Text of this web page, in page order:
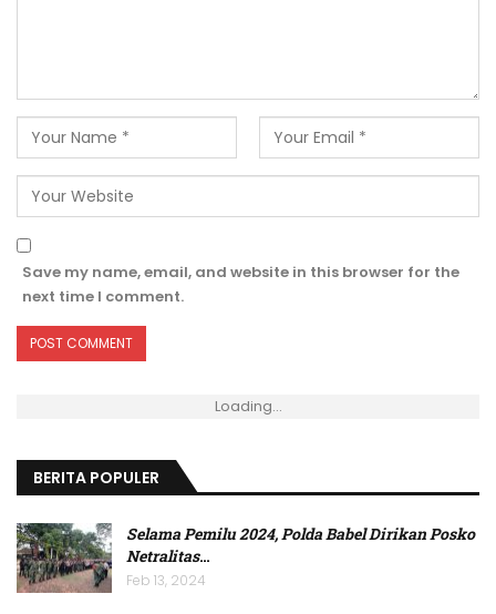
Save my name, email, and website in this browser for the
next time I comment.
Loading...
BERITA POPULER
Selama Pemilu 2024, Polda Babel Dirikan Posko
Netralitas…
Feb 13, 2024